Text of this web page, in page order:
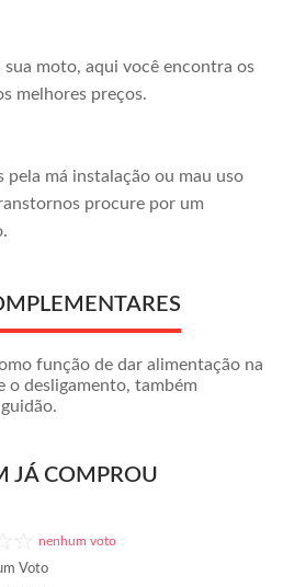
sua moto, aqui você encontra os
melhores preços.
pela má instalação ou mau uso
procure por um
função de dar alimentação na
o desligamento, também
JÁ COMPROU
nenhum voto
Voto